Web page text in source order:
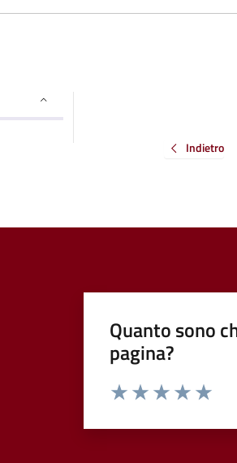
Indietro
Quanto sono
pagina?
Valuta da 1 a 5 stelle la